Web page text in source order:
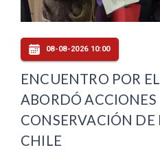
08-08-2026 10:00
ENCUENTRO POR
ABORDÓ ACCIONES
CONSERVACIÓN DE
CHILE